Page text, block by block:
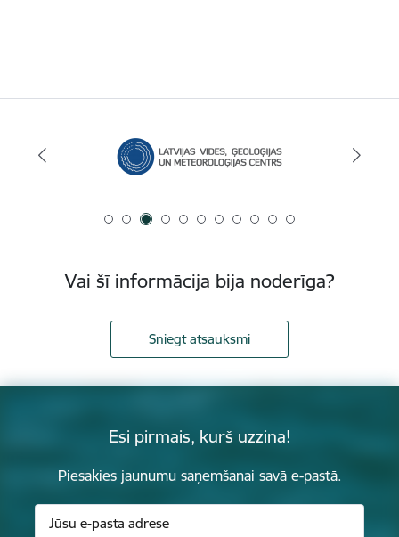
Vai šī informācija bija noderīga?
Sniegt atsauksmi
Esi pirmais, kurš uzzina!
Piesakies jaunumu saņemšanai savā e-pastā.